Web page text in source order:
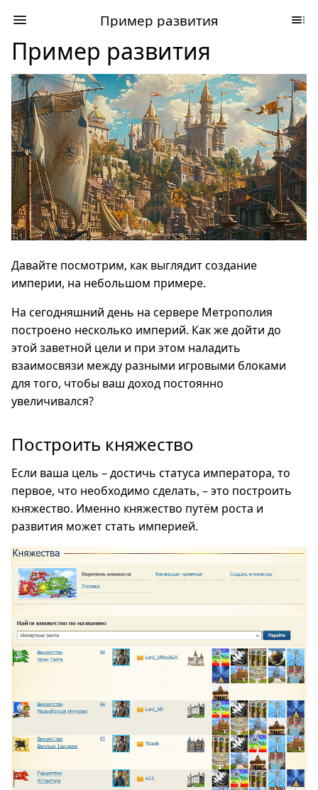
Пример развития
Пример развития
Давайте посмотрим, как выглядит создание
империи, на небольшом примере.
На сегодняшний день на сервере Метрополия
построено несколько империй. Как же дойти до
этой заветной цели и при этом наладить
взаимосвязи между разными игровыми блоками
для того, чтобы ваш доход постоянно
увеличивался?
Построить княжество
Если ваша цель – достичь статуса императора, то
первое, что необходимо сделать, – это построить
княжество. Именно княжество путём роста и
развития может стать империей.